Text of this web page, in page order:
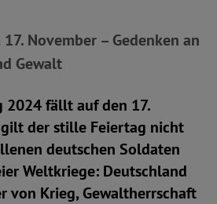
November – Gedenken an
Gewalt
2024 fällt auf den 17.
der stille Feiertag nicht
deutschen Soldaten
Weltkriege: Deutschland
von Krieg, Gewaltherrschaft